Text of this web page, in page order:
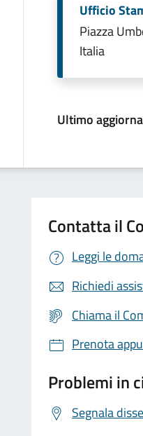
Ufficio
Piazza
Italia
Ultimo
Contatta il
Leggi le
Richiedi
Chiama il
Prenota
Problemi in
Segnala